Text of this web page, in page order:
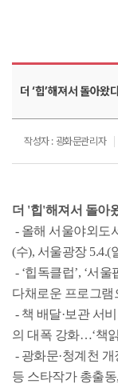
더 ‘힙’해져서 돌아
작성자 : 광화문관리자
더 '힙'해져서 돌아
- 올해 서울야외도
(수), 서울광장 5.4.(
- ‘힙독클럽’, ‘서
다채로운 프로그램
- 책 배달·보관 서
의 대폭 강화…‘책
- 광화문·청계천 개
등 스타작가 총출